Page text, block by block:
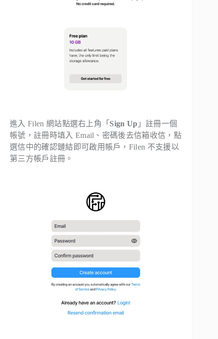
進入 Filen 網站點選右上角「 Sign Up 」註冊一個
帳號，註冊時填入 Email、密碼後去信箱收信，點
選信中的確認鏈結即可啟用帳戶，Filen 不支援以
第三方帳戶註冊。